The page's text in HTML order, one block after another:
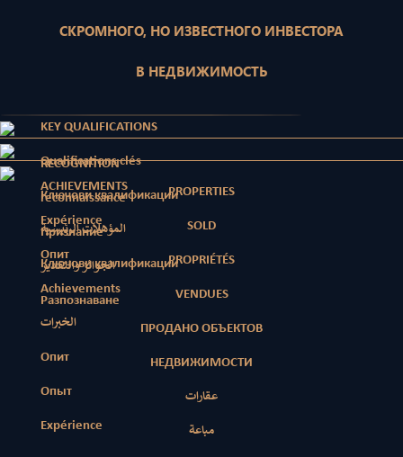
СКРОМНОГО, НО ИЗВЕСТНОГО ИНВЕСТОРА
В НЕДВИЖИМОСТЬ
KEY QUALIFICATIONS
Qualifications clés
Ключови квалификации
المؤهلات الرئيسية
Ключови квалификации
RECOGNITION
reconnaissance
Признание
الجوائز والتقدير
Разпознаване
ACHIEVEMENTS
Expérience
Опит
Achievements
الخبرات
Опит
Опыт
Expérience
PROPERTIES
SOLD
PROPRIÉTÉS
VENDUES
ПРОДАНО ОБЪЕКТОВ
НЕДВИЖИМОСТИ
عقارات
مباعة